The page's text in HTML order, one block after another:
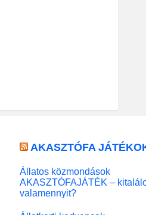
AKASZTÓFA
Állatos közmondások
AKASZTÓFAJÁTÉK –
valamennyit?